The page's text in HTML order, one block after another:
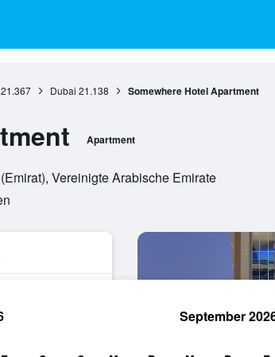
21.367 Dubai 21.138 Somewhere Hotel Apartment
Apartment
Vereinigte Arabische Emirate
September